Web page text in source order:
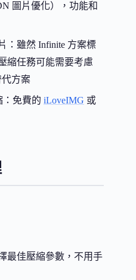
圖片優化），功能和
：雖然 Infinite 方案標
縮任務可能需要考慮
方案
：免費的 iLoveIMG 或
最佳壓縮參數，不用手